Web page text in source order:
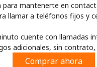
o
mantenerte en
llamar a teléfonos fijos y
cuente con llamadas
adicionales, sin
Comprar ahora